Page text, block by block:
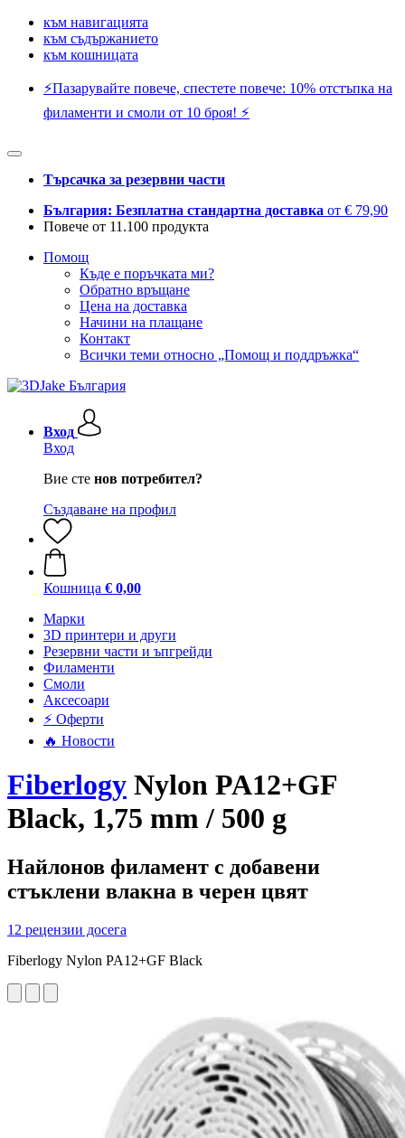
към навигацията
към съдържанието
към кошницата
⚡️Пазарувайте повече, спестете повече: 10% отстъпка на
филаменти и смоли от 10 броя! ⚡️
Търсачка за резервни части
България: Безплатна стандартна доставка от € 79,90
Повече от 11.100 продукта
Помощ
Къде е поръчката ми?
Обратно връщане
Цена на доставка
Начини на плащане
Контакт
Всички теми относно „Помощ и поддръжка“
Вход
Вход
Вие сте нов потребител?
Създаване на профил
Кошница € 0,00
Mарки
3D принтери и други
Резервни части и ъпгрейди
Филаменти
Смоли
Аксесоари
⚡ Оферти
🔥 Новости
Fiberlogy Nylon PA12+GF
Black, 1,75 mm / 500 g
Найлонов филамент с добавени
стъклени влакна в черен цвят
12 рецензии досега
Fiberlogy Nylon PA12+GF Black